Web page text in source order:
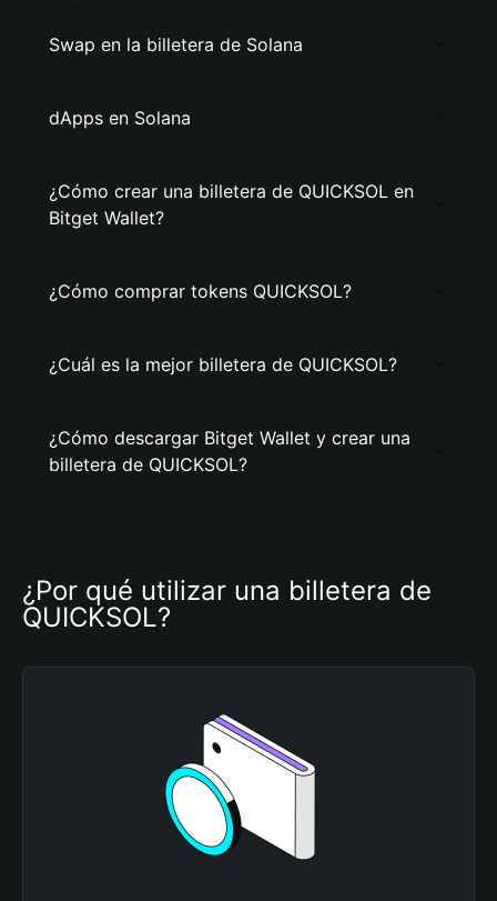
Swap en la billetera de Solana
dApps en Solana
¿Cómo crear una billetera de QUICKSOL en
Bitget Wallet?
¿Cómo comprar tokens QUICKSOL?
¿Cuál es la mejor billetera de QUICKSOL?
¿Cómo descargar Bitget Wallet y crear una
billetera de QUICKSOL?
¿Por qué utilizar una billetera de
QUICKSOL?